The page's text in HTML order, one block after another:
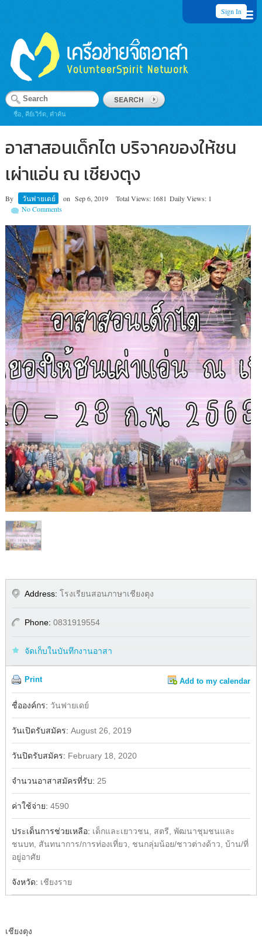
Sign In
ชื่อ, คีย์เวิร์ด, คำค้น
อาสาสอนเด็กไต บริจาคของให้ชน
เผ่าแอ่น ณ เชียงตุง
By วันฟายเดย์ on Sep 6, 2019 Total Views: 1681 Daily Views: 1
No Comments
1/1
Address: โรงเรียนสอนภาษาเชียงตุง
Phone: 0831919554
จัดเก็บในบันทึกงานอาสา
Print Add to my calendar
Facebook
ชื่อองค์กร: วันฟายเดย์
วันเปิดรับสมัคร: August 26, 2019
วันปิดรับสมัคร: February 18, 2020
จำนวนอาสาสมัครที่รับ: 25
ค่าใช้จ่าย: 4590
ประเด็นการช่วยเหลือ: เด็กและเยาวชน, สตรี, พัฒนาชุมชนและ
ชนบท, สันทนาการ/การท่องเที่ยว, ชนกลุ่มน้อย/ชาวต่างด้าว, บ้าน/ที่
อยู่อาศัย
จังหวัด: เชียงราย
เชียงตุง